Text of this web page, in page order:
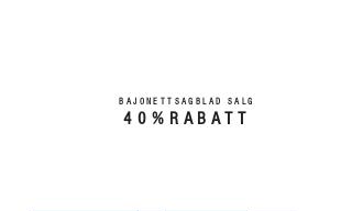
40%RABATT
BAJONETTSAGBLAD SALG